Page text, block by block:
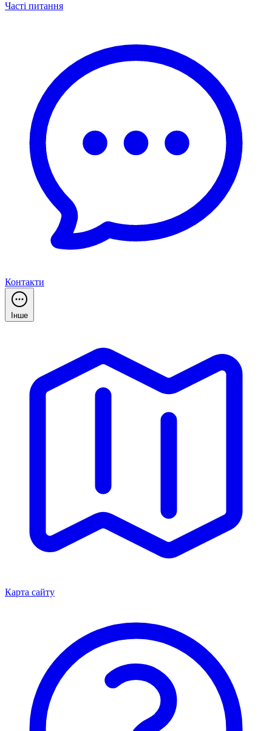
Часті питання
Контакти
Інше
Карта сайту